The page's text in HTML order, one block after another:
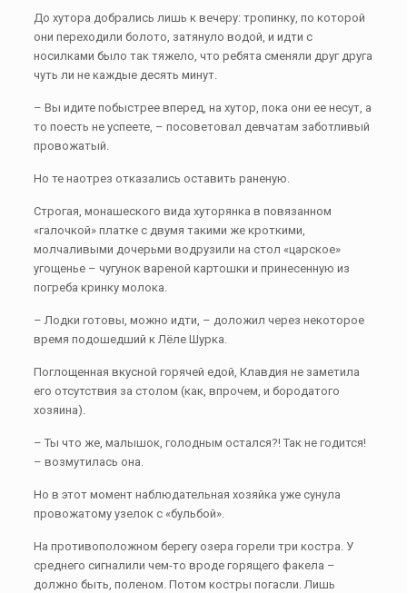
До хутора добрались лишь к вечеру: тропинку, по которой
они переходили болото, затянуло водой, и идти с
носилками было так тяжело, что ребята сменяли друг друга
чуть ли не каждые десять минут.
– Вы идите побыстрее вперед, на хутор, пока они ее несут, а
то поесть не успеете, – посоветовал девчатам заботливый
провожатый.
Но те наотрез отказались оставить раненую.
Строгая, монашеского вида хуторянка в повязанном
«галочкой» платке с двумя такими же кроткими,
молчаливыми дочерьми водрузили на стол «царское»
угощенье – чугунок вареной картошки и принесенную из
погреба кринку молока.
– Лодки готовы, можно идти, – доложил через некоторое
время подошедший к Лёле Шурка.
Поглощенная вкусной горячей едой, Клавдия не заметила
его отсутствия за столом (как, впрочем, и бородатого
хозяина).
– Ты что же, малышок, голодным остался?! Так не годится!
– возмутилась она.
Но в этот момент наблюдательная хозяйка уже сунула
провожатому узелок с «бульбой».
На противоположном берегу озера горели три костра. У
среднего сигналили чем-то вроде горящего факела –
должно быть, поленом. Потом костры погасли. Лишь